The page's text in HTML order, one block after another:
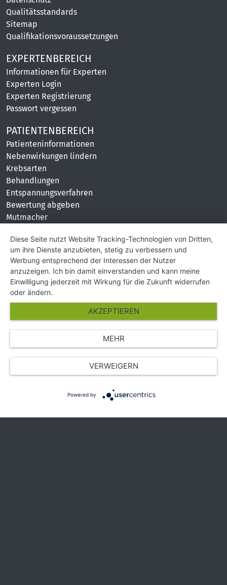
Qualitätsstandards
Sitemap
Qualifikationsvoraussetzungen
EXPERTENBEREICH
Informationen für Experten
Experten Login
Experten Registrierung
Passwort vergessen
PATIENTENBEREICH
Patienteninformationen
Nebenwirkungen lindern
Krebsarten
Behandlungen
Entspannungsverfahren
Bewertung abgeben
Mutmacher
KONTAKT
Impressum
Hilfe und Kontakt
Partner
Presse
Über Uns
© Copyright 2026 SGK Stärker gegen Krebs
Diese Seite nutzt Website Tracking-Technologien von Dritten,
um ihre Dienste anzubieten, stetig zu verbessern und
Werbung entsprechend der Interessen der Nutzer
anzuzeigen. Ich bin damit einverstanden und kann meine
Einwilligung jederzeit mit Wirkung für die Zukunft widerrufen
oder ändern.
VERWEIGERN
AKZEPTIEREN
MEHR
Powered by